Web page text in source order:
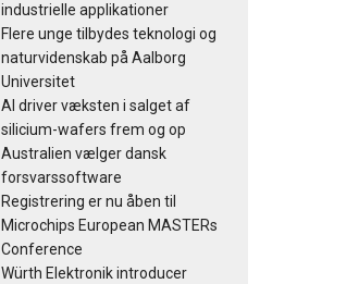
industrielle applikationer
Flere unge tilbydes teknologi og
naturvidenskab på Aalborg
Universitet
AI driver væksten i salget af
silicium-wafers frem og op
Australien vælger dansk
forsvarssoftware
Registrering er nu åben til
Microchips European MASTERs
Conference
Würth Elektronik introducer